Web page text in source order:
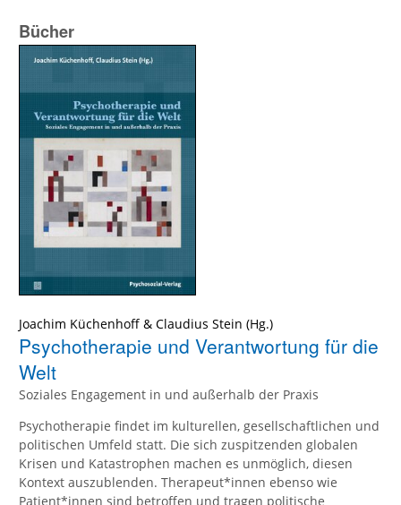
Bücher
Joachim Küchenhoff & Claudius Stein (Hg.)
Psychotherapie und Verantwortung für die
Welt
Soziales Engagement in und außerhalb der Praxis
Psychotherapie findet im kulturellen, gesellschaftlichen und
politischen Umfeld statt. Die sich zuspitzenden globalen
Krisen und Katastrophen machen es unmöglich, diesen
Kontext auszublenden. Therapeut*innen ebenso wie
Patient*innen sind betroffen und tragen politische